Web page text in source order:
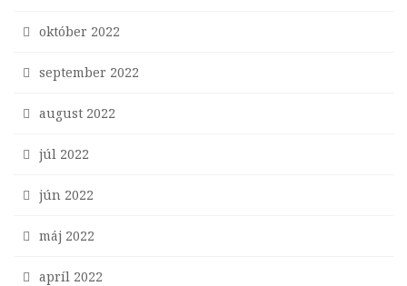
október 2022
september 2022
august 2022
júl 2022
jún 2022
máj 2022
apríl 2022